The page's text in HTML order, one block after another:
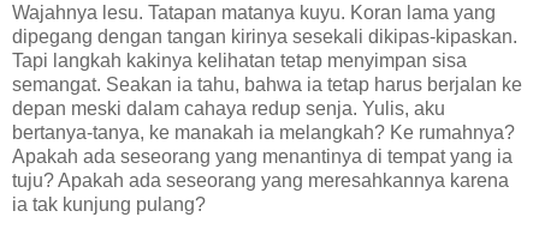
Wajahnya lesu. Tatapan matanya kuyu. Koran lama yang
dipegang dengan tangan kirinya sesekali dikipas-kipaskan.
Tapi langkah kakinya kelihatan tetap menyimpan sisa
semangat. Seakan ia tahu, bahwa ia tetap harus berjalan ke
depan meski dalam cahaya redup senja. Yulis, aku
bertanya-tanya, ke manakah ia melangkah? Ke rumahnya?
Apakah ada seseorang yang menantinya di tempat yang ia
tuju? Apakah ada seseorang yang meresahkannya karena
ia tak kunjung pulang?